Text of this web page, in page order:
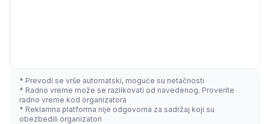
* Prevodi se vrše automatski, moguće su netačnosti
* Radno vreme može se razlikovati od navedenog. Proverite
radno vreme kod organizatora
* Reklamna platforma nije odgovorna za sadržaj koji su
obezbedili organizatori